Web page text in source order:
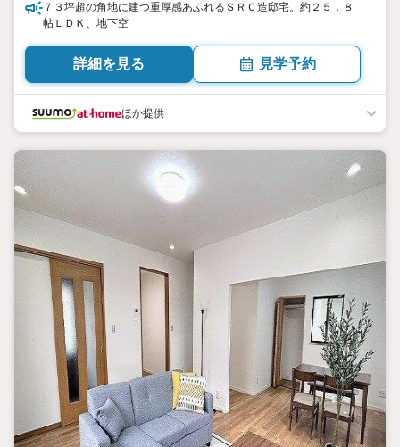
７３坪超の角地に建つ重厚感あふれるＳＲＣ造邸宅。約２５．８
帖ＬＤＫ、地下空
詳細を見る 見学予約
ほか提供